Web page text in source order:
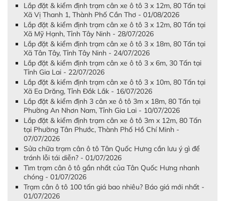
Lắp đặt & kiểm định trạm cân xe ô tô 3 x 12m, 80 Tấn tại
Xã Vị Thanh 1, Thành Phố Cần Thơ - 01/08/2026
Lắp đặt & kiểm định trạm cân xe ô tô 3 x 12m, 80 Tấn tại
Xã Mỹ Hạnh, Tỉnh Tây Ninh - 28/07/2026
Lắp đặt & kiểm định trạm cân xe ô tô 3 x 18m, 80 Tấn tại
Xã Tân Tây, Tỉnh Tây Ninh - 24/07/2026
Lắp đặt & kiểm định trạm cân xe ô tô 3 x 6m, 30 Tấn tại
Tỉnh Gia Lai - 22/07/2026
Lắp đặt & kiểm định trạm cân xe ô tô 3 x 10m, 80 Tấn tại
Xã Ea Drăng, Tỉnh Đắk Lắk - 16/07/2026
Lắp đặt & kiểm định 3 cân xe ô tô 3m x 18m, 80 Tấn tại
Phường An Nhơn Nam, Tỉnh Gia Lai - 10/07/2026
Lắp đặt & kiểm định trạm cân xe ô tô 3m x 12m, 80 Tấn
tại Phường Tân Phước, Thành Phố Hồ Chí Minh -
07/07/2026
Sửa chữa trạm cân ô tô Tân Quốc Hưng cần lưu ý gì để
tránh lỗi tái diễn? - 01/07/2026
Tìm trạm cân ô tô gần nhất của Tân Quốc Hưng nhanh
chóng - 01/07/2026
Trạm cân ô tô 100 tấn giá bao nhiêu? Báo giá mới nhất -
01/07/2026